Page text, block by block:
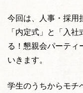
今回は、人事・採用
「内定式」と「入
る！懇親会パーティ
いきます。
学生のうちからモチ